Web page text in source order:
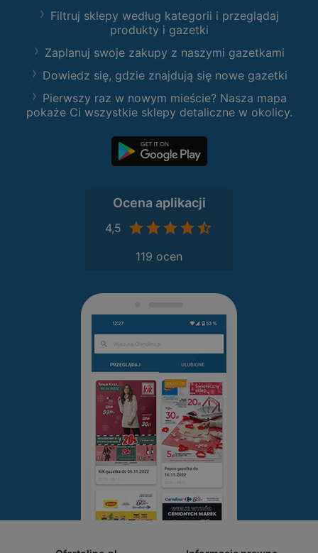
Filtruj sklepy według kategorii i przeglądaj
produkty i gazetki
Zaplanuj swoje zakupy z naszymi gazetkami
Dowiedz się, gdzie znajdują się nowe gazetki
Pierwszy raz w nowym mieście? Nasza mapa
pokaże Ci wszystkie sklepy detaliczne w okolicy.
Ocena aplikacji
4,5
119 ocen